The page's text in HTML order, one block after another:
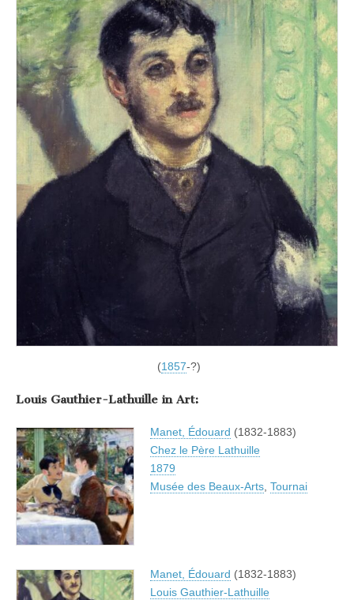
(1857-?)
Louis Gauthier-Lathuille in Art:
Manet, Édouard (1832-1883)
Chez le Père Lathuille
1879
Musée des Beaux-Arts Tournai
Manet, Édouard (1832-1883)
Louis Gauthier-Lathuille